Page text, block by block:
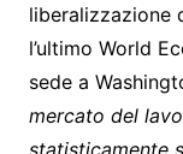
liberalizzazione
l’ultimo World
sede a
mercato del
statisticamente